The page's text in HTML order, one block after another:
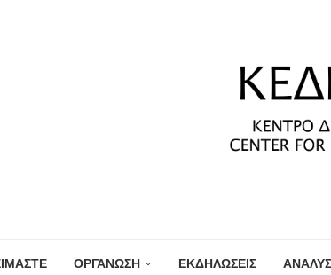
ΟΡΓΑΝΩΣΗ ΕΚΔΗΛΩΣΕΙΣ